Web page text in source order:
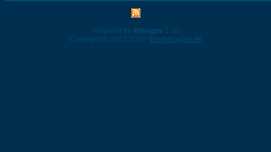
Powered by 4images 1.10
Copyright © 2002-2026 4homepages.de